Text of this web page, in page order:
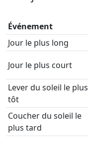
Événement
Jour le plus long
Jour le plus court
Lever du soleil le plus
tôt
Coucher du soleil le
plus tard